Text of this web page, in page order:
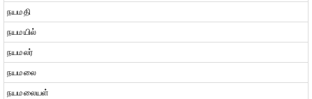
நயமதி
நயமயில்
நயமலர்
நயமலை
நயமலையள்